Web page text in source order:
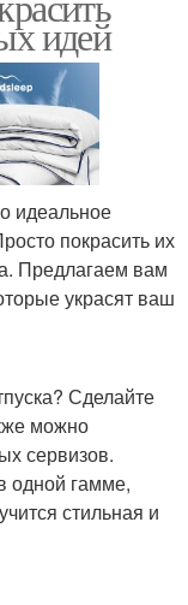
идей
идеальное
покрасить их
Предлагаем вам
украсят ваш
Сделайте
можно
сервизов.
одной гамме,
стильная и